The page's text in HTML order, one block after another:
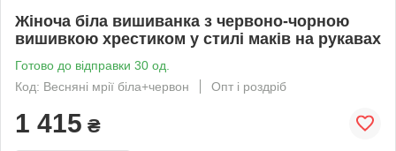
Жіноча біла вишиванка з червоно-чорною
вишивкою хрестиком у стилі маків на рукавах
Готово до відправки 30 од.
Код: Весняні мрії біла+червон
Опт і роздріб
1 415 ₴